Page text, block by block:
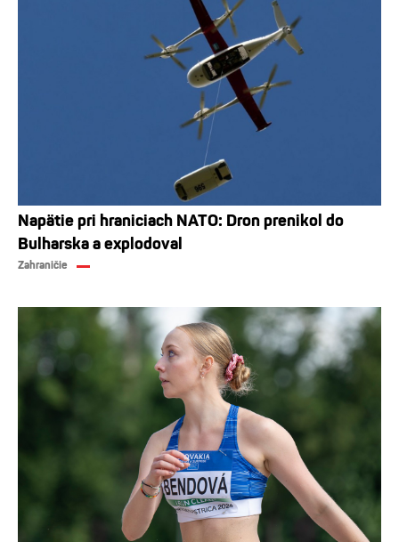
Napätie pri hraniciach NATO: Dron prenikol do
Bulharska a explodoval
Zahraničie